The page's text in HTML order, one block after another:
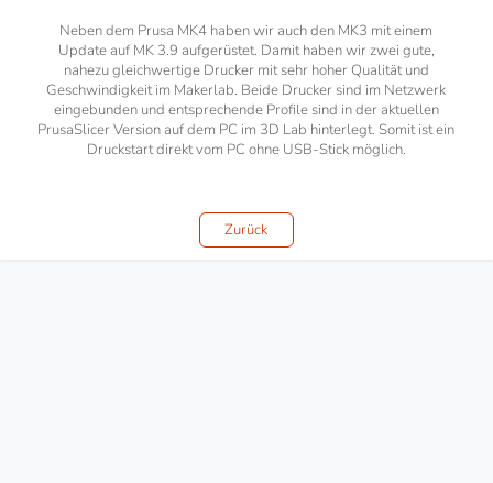
Neben dem Prusa MK4 haben wir auch den MK3 mit einem
Update auf MK 3.9 aufgerüstet. Damit haben wir zwei gute,
nahezu gleichwertige Drucker mit sehr hoher Qualität und
Geschwindigkeit im Makerlab. Beide Drucker sind im Netzwerk
eingebunden und entsprechende Profile sind in der aktuellen
PrusaSlicer Version auf dem PC im 3D Lab hinterlegt. Somit ist ein
Druckstart direkt vom PC ohne USB-Stick möglich.
Zurück